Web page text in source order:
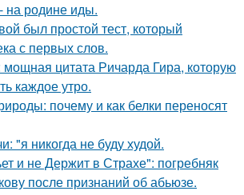
на родине иды.
был простой тест, который
с первых слов.
цитата Ричарда Гира, которую
каждое утро.
почему и как белки переносят
"я никогда не буду худой.
и не Держит в Страхе": погребняк
после признаний об абьюзе.